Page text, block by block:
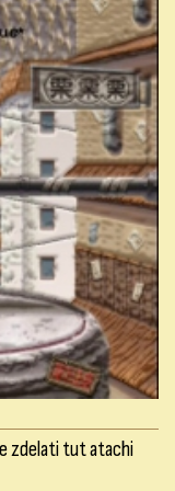
zdelati tut atachi